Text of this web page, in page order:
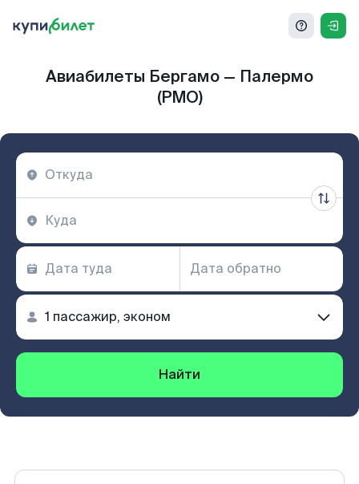
Авиабилеты Бергамо — Палермо
(PMO)
Найти